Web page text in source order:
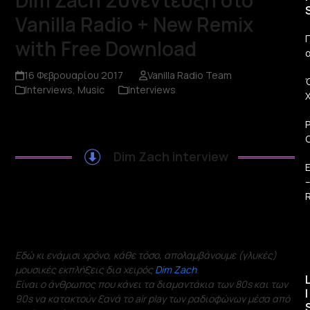
Vanilla Radio + New Remix
with Free Download
16 Φεβρουαρίου 2017
Vanilla Radio Team
Interviews, Music Interviews
Dim Zach interview
Εδώ κι ενάμισι χρόνο, κάθε τόσο, απολαμβάνουμε (γλυκές)
μουσικέςεκπλήξεις δια χειρόςDimZach.
Είναι ο άνθρωπος που κάνει τα διαμαντάκια των 80sκαι των
90s να κατακτούν ξανά τοairplay των ραδιοφώνων μέσα από
–
I